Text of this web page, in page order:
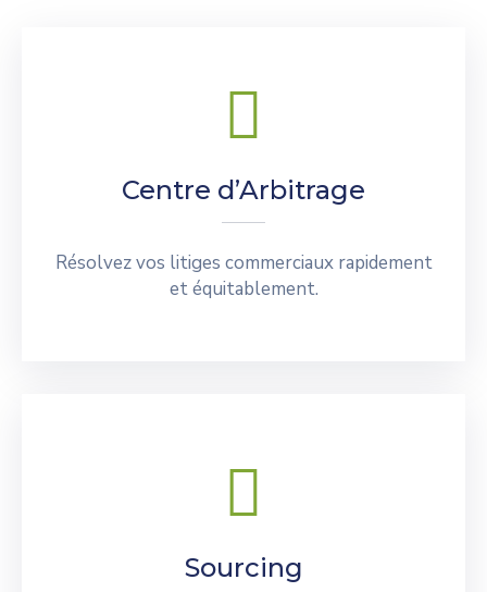
Centre d’Arbitrage
Résolvez vos litiges commerciaux rapidement
et équitablement.
Sourcing